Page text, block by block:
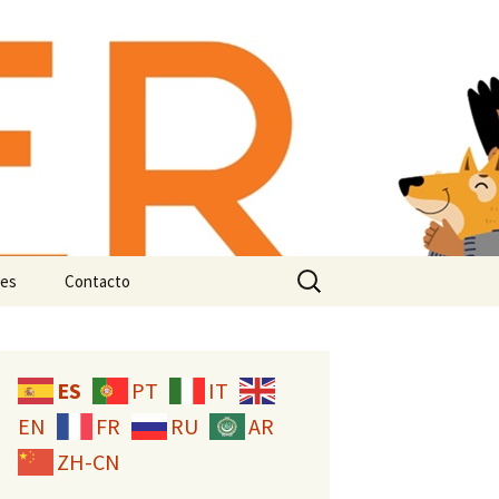
animal:
Contacto
Buscar:
ES PT
IT
EN
FR RU
AR
ZH-CN